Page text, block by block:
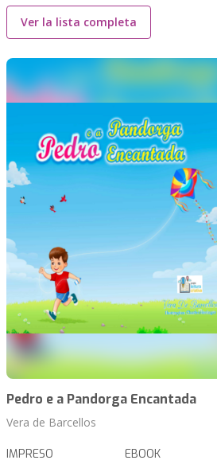
Ver la lista completa
Pedro e a Pandorga Encantada
Vera de Barcellos
IMPRESO EBOOK